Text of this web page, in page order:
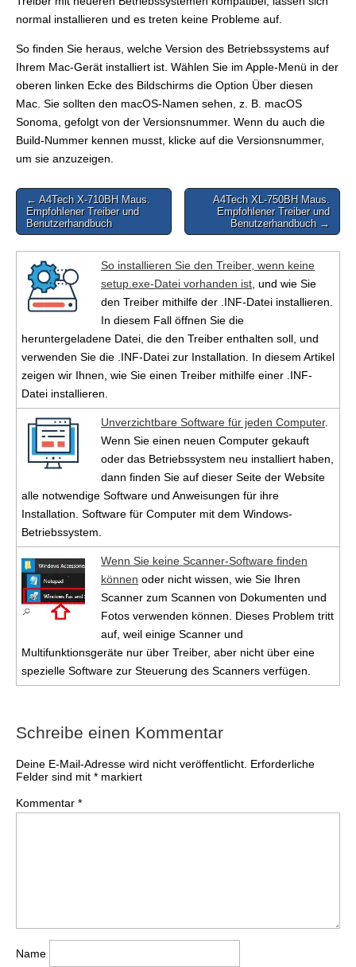
normal installieren und es treten keine Probleme auf.
So finden Sie heraus, welche Version des Betriebssystems auf
Ihrem Mac-Gerät installiert ist. Wählen Sie im Apple-Menü in der
oberen linken Ecke des Bildschirms die Option Über diesen
Mac. Sie sollten den macOS-Namen sehen, z. B. macOS
Sonoma, gefolgt von der Versionsnummer. Wenn du auch die
Build-Nummer kennen musst, klicke auf die Versionsnummer,
um sie anzuzeigen.
Post
navigation
← A4Tech X-710BH Maus.
Empfohlener Treiber und
Benutzerhandbuch
A4Tech XL-750BH Maus.
Empfohlener Treiber und
Benutzerhandbuch →
So installieren Sie den Treiber, wenn keine
setup.exe-Datei vorhanden ist , und wie Sie
den Treiber mithilfe der .INF-Datei installieren.
In diesem Fall öffnen Sie die
heruntergeladene Datei, die den Treiber enthalten soll, und
verwenden Sie die .INF-Datei zur Installation. In diesem Artikel
zeigen wir Ihnen, wie Sie einen Treiber mithilfe einer .INF-
Datei installieren.
Unverzichtbare Software für jeden Computer.
Wenn Sie einen neuen Computer gekauft
oder das Betriebssystem neu installiert haben,
dann finden Sie auf dieser Seite der Website
alle notwendige Software und Anweisungen für ihre
Installation. Software für Computer mit dem Windows-
Betriebssystem.
Wenn Sie keine Scanner-Software finden
können oder nicht wissen, wie Sie Ihren
Scanner zum Scannen von Dokumenten und
Fotos verwenden können. Dieses Problem tritt
auf, weil einige Scanner und
Multifunktionsgeräte nur über Treiber, aber nicht über eine
spezielle Software zur Steuerung des Scanners verfügen.
Schreibe einen Kommentar
Deine E-Mail-Adresse wird nicht veröffentlicht. Erforderliche
Felder sind mit * markiert
Kommentar *
Name